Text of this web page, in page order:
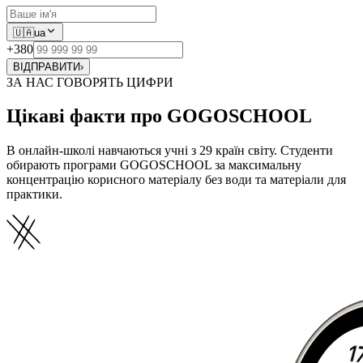
🇺🇦ua
+380
ВІДПРАВИТИ›
ЗА НАС ГОВОРЯТЬ ЦИФРИ
Цікаві факти про GOGOSCHOOL
В онлайн-школі навчаються учні з 29 країн світу. Студенти
обирають програми GOGOSCHOOL за максимальну
концентрацію корисного матеріалу без води та матеріали для
практики.